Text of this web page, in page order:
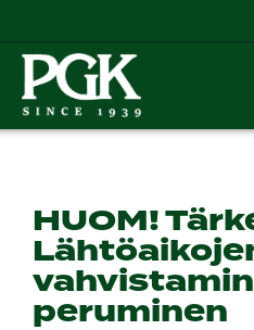
HUOM!
peruminen